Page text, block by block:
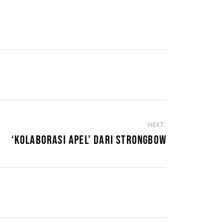
NEXT:
‘KOLABORASI APEL’ DARI STRONGBOW